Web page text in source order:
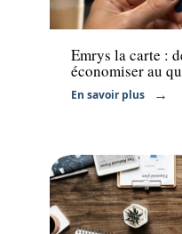
Assurance
Emrys la carte :
économiser au
En savoir plus